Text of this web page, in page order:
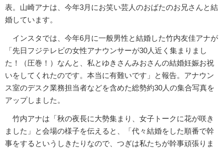
表。山崎アナは、今年3月にお笑い芸人のおばたのお兄さんと結
婚しています。
インスタでは、今年6月に一般男性と結婚した竹内友佳アナが
「先日フジテレビの女性アナウンサーが30人近く集まりまし
た！（圧巻！）なんと、私とゆきさんみおさんの結婚妊娠お祝
いをしてくれたのです。本当に有難いです」と報告。アナウン
ス室のデスク業務担当者などを含めた総勢約30人の集合写真を
アップしました。
竹内アナは「秋の夜長に大勢集まり、女子トークに花が咲き
ました」と会場の様子を伝えると、「代々結婚をした順番で幹
事をするというしきたりなので、つぎは私たちが幹事頑張りま